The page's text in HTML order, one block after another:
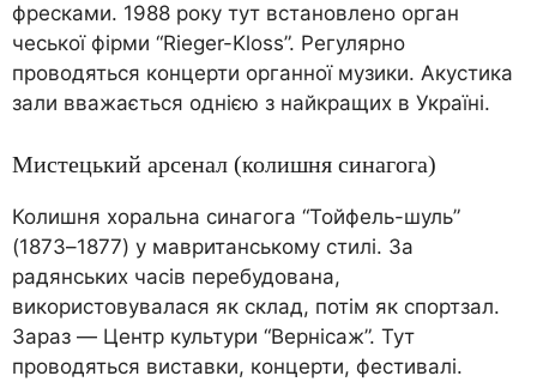
фресками. 1988 року тут встановлено орган
чеської фірми “Rieger-Kloss”. Регулярно
проводяться концерти органної музики. Акустика
зали вважається однією з найкращих в Україні.
Мистецький арсенал (колишня синагога)
Колишня хоральна синагога “Тойфель-шуль”
(1873–1877) у мавританському стилі. За
радянських часів перебудована,
використовувалася як склад, потім як спортзал.
Зараз — Центр культури “Вернісаж”. Тут
проводяться виставки, концерти, фестивалі.